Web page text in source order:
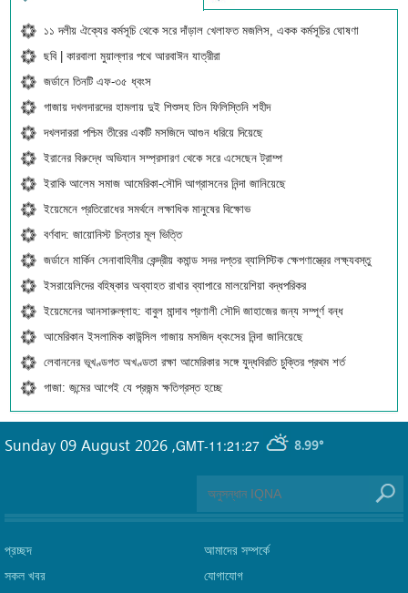
১১ দলীয় ঐক্যের কর্মসূচি থেকে সরে দাঁড়াল খেলাফত মজলিস, একক কর্মসূচির ঘোষণা
ছবি | কারবালা মুয়াল্লার পথে আরবাঈন যাত্রীরা
জর্ডানে তিনটি এফ-৩৫ ধ্বংস
গাজায় দখলদারদের হামলায় দুই শিশুসহ তিন ফিলিস্তিনি শহীদ
দখলদাররা পশ্চিম তীরের একটি মসজিদে আগুন ধরিয়ে দিয়েছে
ইরানের বিরুদ্ধে অভিযান সম্প্রসারণ থেকে সরে এসেছেন ট্রাম্প
ইরাকি আলেম সমাজ আমেরিকা-সৌদি আগ্রাসনের নিন্দা জানিয়েছে
ইয়েমেনে প্রতিরোধের সমর্থনে লক্ষাধিক মানুষের বিক্ষোভ
বর্ণবাদ: জায়োনিস্ট চিন্তার মূল ভিত্তি
জর্ডানে মার্কিন সেনাবাহিনীর কেন্দ্রীয় কমান্ড সদর দপ্তর ব্যালিস্টিক ক্ষেপণাস্ত্রের লক্ষ্যবস্তু
ইসরায়েলিদের বহিষ্কার অব্যাহত রাখার ব্যাপারে মালয়েশিয়া বদ্ধপরিকর
ইয়েমেনের আনসারুল্লাহ: বাবুল মান্দাব প্রণালী সৌদি জাহাজের জন্য সম্পূর্ণ বন্ধ
আমেরিকান ইসলামিক কাউন্সিল গাজায় মসজিদ ধ্বংসের নিন্দা জানিয়েছে
লেবাননের ভূখণ্ডগত অখণ্ডতা রক্ষা আমেরিকার সঙ্গে যুদ্ধবিরতি চুক্তির প্রথম শর্ত
গাজা: জন্মের আগেই যে প্রজন্ম ক্ষতিগ্রস্ত হচ্ছে
GMT-11:21:27 8.99°
Sunday 09 August 2026 ,
প্রচ্ছদ
সকল খবর
আমাদের সম্পর্কে
যোগাযোগ